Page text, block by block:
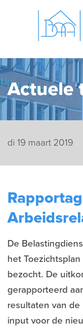
Actuele
di 19 maart 2019
De
het
bezocht. De
gerapporteerd
resultaten van
input voor de